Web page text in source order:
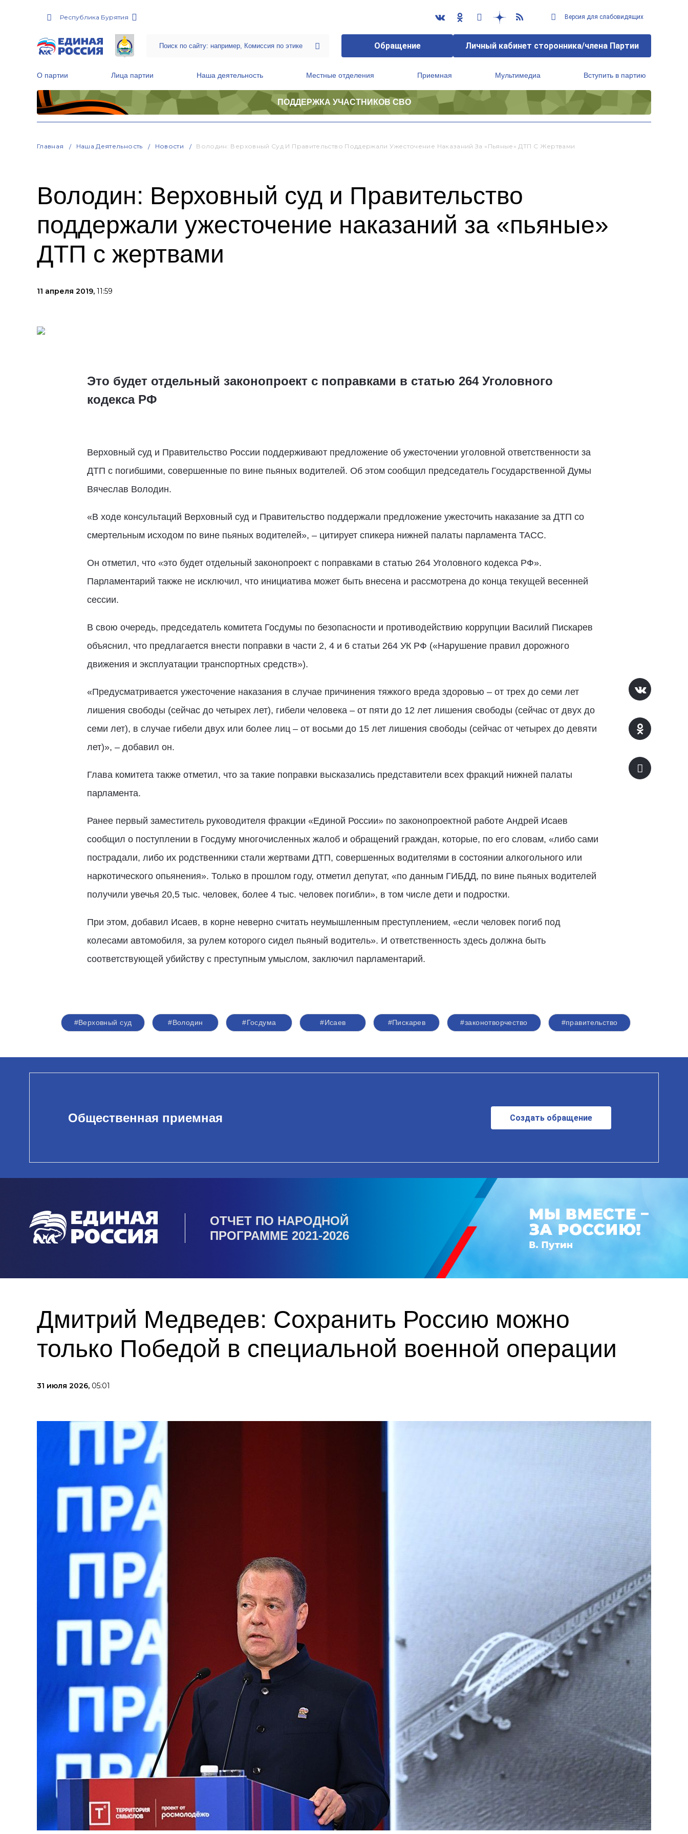
Республика Бурятия Версия для слабовидящих
Обращение Личный кабинет сторонника/члена Партии
О партии Лица партии Наша деятельность Местные отделения Приемная Мультимедиа Вступить в партию
ПОДДЕРЖКА УЧАСТНИКОВ СВО
Главная Наша Деятельность Новости Володин: Верховный Суд И Правительство Поддержали Ужесточение Наказаний За «пьяные» ДТП С Жертвами
Володин: Верховный суд и Правительство
поддержали ужесточение наказаний за «пьяные»
ДТП с жертвами
11 апреля 2019, 11:59
Это будет отдельный законопроект с поправками в статью 264 Уголовного
кодекса РФ
Верховный суд и Правительство России поддерживают предложение об ужесточении уголовной ответственности за
ДТП с погибшими, совершенные по вине пьяных водителей. Об этом сообщил председатель Государственной Думы
Вячеслав Володин.
«В ходе консультаций Верховный суд и Правительство поддержали предложение ужесточить наказание за ДТП со
смертельным исходом по вине пьяных водителей», – цитирует спикера нижней палаты парламента ТАСС.
Он отметил, что «это будет отдельный законопроект с поправками в статью 264 Уголовного кодекса РФ».
Парламентарий также не исключил, что инициатива может быть внесена и рассмотрена до конца текущей весенней
сессии.
В свою очередь, председатель комитета Госдумы по безопасности и противодействию коррупции Василий Пискарев
объяснил, что предлагается внести поправки в части 2, 4 и 6 статьи 264 УК РФ («Нарушение правил дорожного
движения и эксплуатации транспортных средств»).
«Предусматривается ужесточение наказания в случае причинения тяжкого вреда здоровью – от трех до семи лет
лишения свободы (сейчас до четырех лет), гибели человека – от пяти до 12 лет лишения свободы (сейчас от двух до
семи лет), в случае гибели двух или более лиц – от восьми до 15 лет лишения свободы (сейчас от четырех до девяти
лет)», – добавил он.
Глава комитета также отметил, что за такие поправки высказались представители всех фракций нижней палаты
парламента.
Ранее первый заместитель руководителя фракции «Единой России» по законопроектной работе Андрей Исаев
сообщил о поступлении в Госдуму многочисленных жалоб и обращений граждан, которые, по его словам, «либо сами
пострадали, либо их родственники стали жертвами ДТП, совершенных водителями в состоянии алкогольного или
наркотического опьянения». Только в прошлом году, отметил депутат, «по данным ГИБДД, по вине пьяных водителей
получили увечья 20,5 тыс. человек, более 4 тыс. человек погибли», в том числе дети и подростки.
При этом, добавил Исаев, в корне неверно считать неумышленным преступлением, «если человек погиб под
колесами автомобиля, за рулем которого сидел пьяный водитель». И ответственность здесь должна быть
соответствующей убийству с преступным умыслом, заключил парламентарий.
#Верховный суд #Володин #Госдума #Исаев #Пискарев #законотворчество #правительство
Общественная приемная Создать обращение
ОТЧЕТ ПО НАРОДНОЙ
ПРОГРАММЕ 2021-2026
Дмитрий Медведев: Сохранить Россию можно
только Победой в специальной военной операции
31 июля 2026, 05:01